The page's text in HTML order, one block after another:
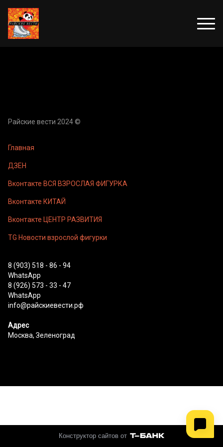
Райские вести 2024 ©
Главная
ДЗЕН
Вконтакте ВСЯ ВЗРОСЛАЯ ФИГУРКА
Вконтакте КИТАЙ
Вконтакте ЦЕНТР РАЗВИТИЯ
TG Новости взрослой фигурки
8 (903) 518 - 86 - 94
WhatsApp
8 (926) 573 - 33 - 47
WhatsApp
info@райскиевести.рф
Адрес
Москва, Зеленоград
Конструктор сайтов от